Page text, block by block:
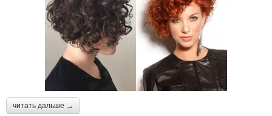
читать дальше →